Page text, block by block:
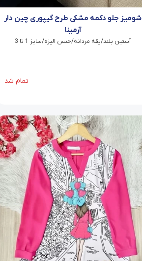
شومیز جلو دکمه مشکی طرح گیپوری چین دار
آرمینا
آستین بلند/یقه مردانه/جنس الیزه/سایز 1 تا 3
تمام شد